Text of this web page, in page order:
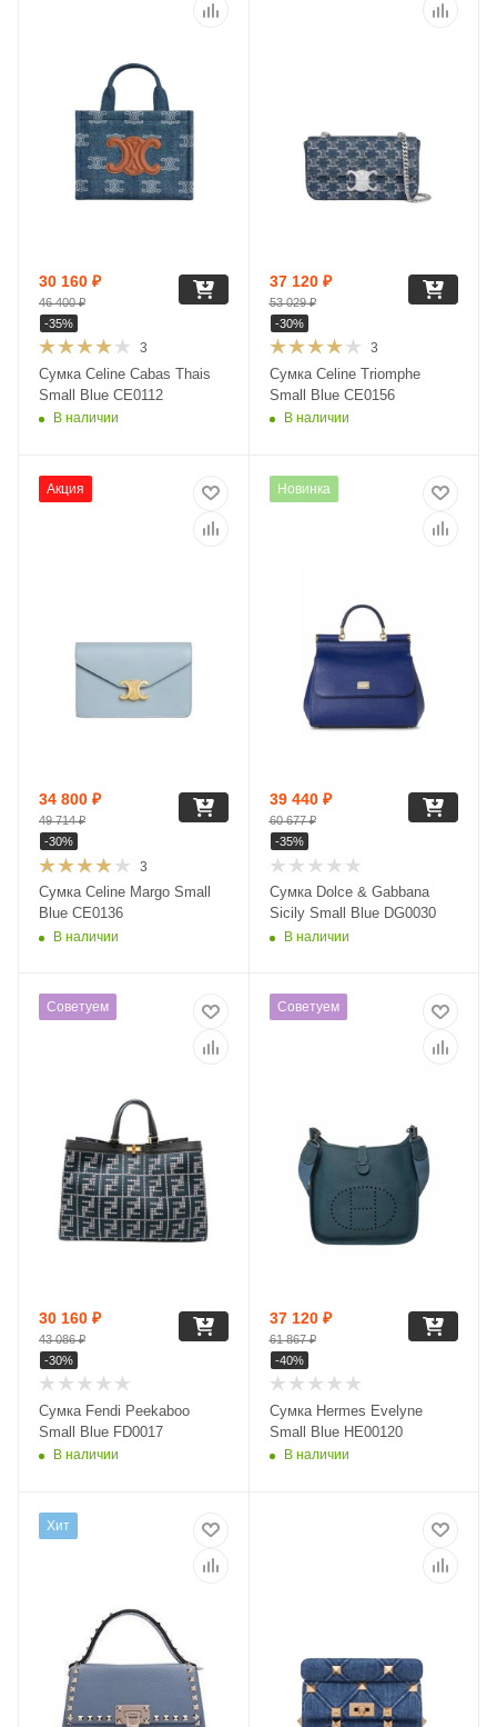
3
Сумка Celine Cabas Thais
Small Blue CE0112
В наличии
30 160 ₽
46 400₽
-35%
3
Сумка Celine Triomphe
Small Blue CE0156
В наличии
37 120₽
53 029₽
-30%
Акция
3
Сумка Celine Margo Small
Blue CE0136
В наличии
34 800 ₽
49 714₽
-30%
Новинка
Сумка Dolce & Gabbana
Sicily Small Blue DG0030
В наличии
39 440₽
60 677₽
-35%
Советуем
Сумка Fendi Peekaboo
Small Blue FD0017
В наличии
30 160 ₽
43 086₽
-30%
Советуем
Сумка Hermes Evelyne
Small Blue HE00120
В наличии
37 120₽
61 867₽
-40%
Хит